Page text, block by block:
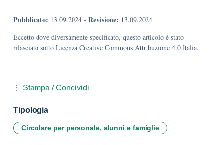
Pubblicato: 13.09.2024 - Revisione: 13.09.2024
Eccetto dove diversamente specificato, questo articolo è stato
rilasciato sotto Licenza Creative Commons Attribuzione 4.0 Italia.
Stampa / Condividi
Tipologia
Circolare per personale, alunni e famiglie